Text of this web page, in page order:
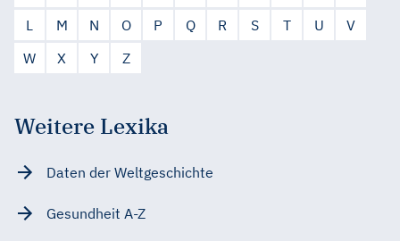
L
M N O P Q R S T U
V
W
X Y Z
Weitere Lexika
Daten der Weltgeschichte
Gesundheit A-Z